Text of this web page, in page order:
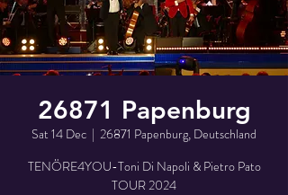
26871 Papenburg
Sat 14 Dec
  |
26871 Papenburg, Deutschland
TENÖRE4YOU-Toni Di Napoli & Pietro Pato
TOUR 2024